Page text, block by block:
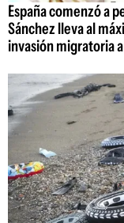
España comenzó a
Sánchez lleva al
invasión migratoria